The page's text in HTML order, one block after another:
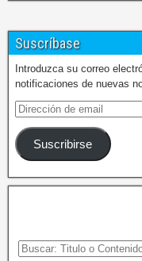
Suscríbase
Introduzca su correo
notificaciones de nuevas
Suscribirse